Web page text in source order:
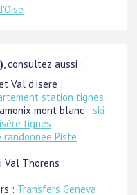
, consultez aussi :
Val d'isere :
station tignes
mont blanc : ski
tignes
randonnée Piste
Val Thorens :
: Transfers Geneva